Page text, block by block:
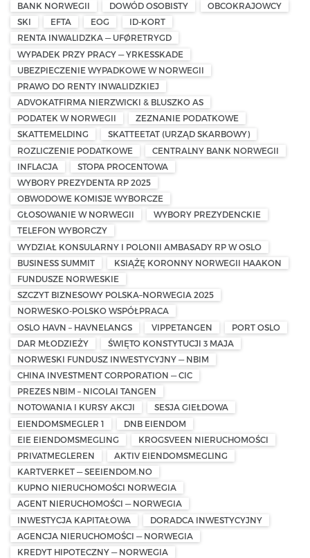
BANK NORWEGII
DOWÓD OSOBISTY
OBCOKRAJOWCY
SKI
EFTA EOG
ID-KORT
RENTA INWALIDZKA — UFØRETRYGD
WYPADEK PRZY PRACY — YRKESSKADE
UBEZPIECZENIE WYPADKOWE W NORWEGII
PRAWO DO RENTY INWALIDZKIEJ
ADVOKATFIRMA NIERZWICKI & BLUSZKO AS
PODATEK W NORWEGII
ZEZNANIE PODATKOWE
SKATTEMELDING
SKATTEETAT (URZĄD SKARBOWY)
ROZLICZENIE PODATKOWE
CENTRALNY BANK NORWEGII
INFLACJA
STOPA PROCENTOWA
WYBORY PREZYDENTA RP 2025
OBWODOWE KOMISJE WYBORCZE
GŁOSOWANIE W NORWEGII
WYBORY PREZYDENCKIE
TELEFON WYBORCZY
WYDZIAŁ KONSULARNY I POLONII AMBASADY RP W OSLO
BUSINESS SUMMIT
KSIĄŻĘ KORONNY NORWEGII HAAKON
FUNDUSZE NORWESKIE
SZCZYT BIZNESOWY POLSKA–NORWEGIA 2025
NORWESKO-POLSKO WSPÓŁPRACA
OSLO HAVN – HAVNELANGS
VIPPETANGEN
PORT OSLO
DAR MŁODZIEŻY
ŚWIĘTO KONSTYTUCJI 3 MAJA
NORWESKI FUNDUSZ INWESTYCYJNY — NBIM
CHINA INVESTMENT CORPORATION — CIC
PREZES NBIM – NICOLAI TANGEN
NOTOWANIA I KURSY AKCJI
SESJA GIEŁDOWA
EIENDOMSMEGLER 1
DNB EIENDOM
EIE EIENDOMSMEGLING
KROGSVEEN NIERUCHOMOŚCI
PRIVATMEGLEREN
AKTIV EIENDOMSMEGLING
KARTVERKET — SEEIENDOM.NO
KUPNO NIERUCHOMOŚCI NORWEGIA
AGENT NIERUCHOMOŚCI — NORWEGIA
INWESTYCJA KAPITAŁOWA
DORADCA INWESTYCYJNY
AGENCJA NIERUCHOMOŚCI — NORWEGIA
KREDYT HIPOTECZNY — NORWEGIA